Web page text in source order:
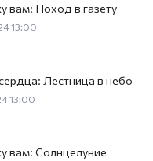
13:00
вам: Поход в газету
13:00
Лестница в небо
вам: Солнцелуние